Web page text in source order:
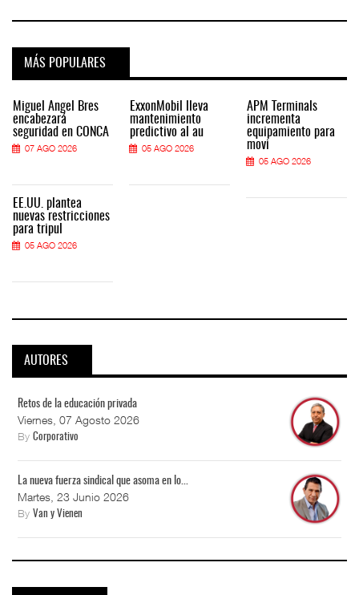
MÁS POPULARES
Miguel Ángel Bres
encabezará
seguridad en CONCA
07 AGO 2026
EE.UU. plantea
nuevas restricciones
para tripul
05 AGO 2026
ExxonMobil lleva
mantenimiento
predictivo al au
05 AGO 2026
APM Terminals
incrementa
equipamiento para
movi
05 AGO 2026
AUTORES
Retos de la educación privada
Viernes, 07 Agosto 2026
By Corporativo
La nueva fuerza sindical que asoma en lo...
Martes, 23 Junio 2026
By Van y Vienen